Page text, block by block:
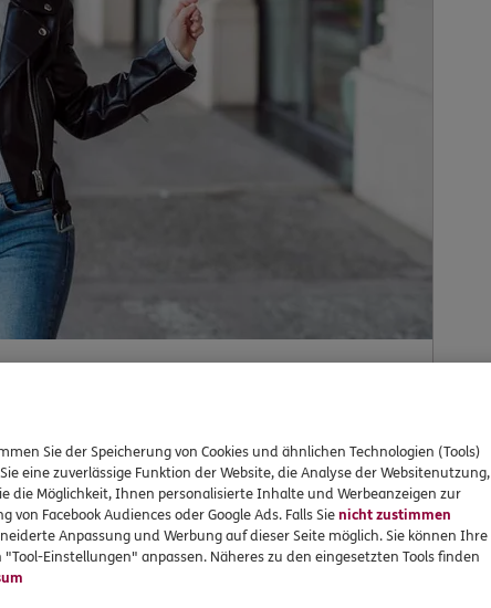
und private Rente in einem.
Sie der Speicherung von Cookies und ähnlichen Technologien (Tools)
eine zuverlässige Funktion der Website, die Analyse der Websitenutzung,
die Möglichkeit, Ihnen personalisierte Inhalte und Werbeanzeigen zur
Facebook Audiences oder Google Ads. Falls Sienicht zustimmen
Anpassung und Werbung auf dieser Seite möglich. Sie können Ihre
Einstellungen" anpassen. Näheres zu den eingesetzten Tools finden